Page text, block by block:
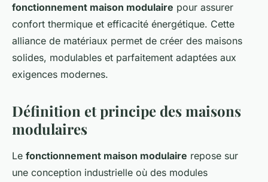
fonctionnement maison modulaire pour assurer
confort thermique et efficacité énergétique. Cette
alliance de matériaux permet de créer des maisons
solides, modulables et parfaitement adaptées aux
exigences modernes.
Définition et principe des maisons
modulaires
Le fonctionnement maison modulaire repose sur
une conception industrielle où des modules